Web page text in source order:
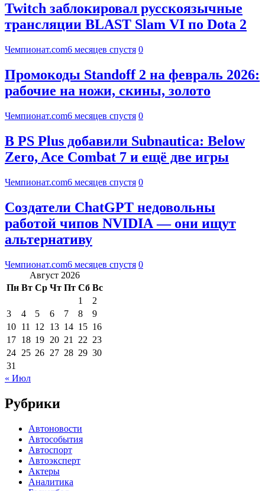
Twitch заблокировал русскоязычные
трансляции BLAST Slam VI по Dota 2
Чемпионат.com6 месяцев спустя 0
Промокоды Standoff 2 на февраль 2026:
рабочие на ножи, скины, золото
Чемпионат.com6 месяцев спустя 0
В PS Plus добавили Subnautica: Below
Zero, Ace Combat 7 и ещё две игры
Чемпионат.com6 месяцев спустя 0
Создатели ChatGPT недовольны
работой чипов NVIDIA — они ищут
альтернативу
Чемпионат.com6 месяцев спустя 0
Август 2026
Пн Вт Ср Чт Пт Сб Вс
1
2
3
4 5 6 7 8
9
10 11 12 13 14 15 16
17 18 19 20 21 22 23
24 25 26 27 28 29 30
31
« Июл
Рубрики
Автоновости
Автособытия
Автоспорт
Автоэксперт
Актеры
Аналитика